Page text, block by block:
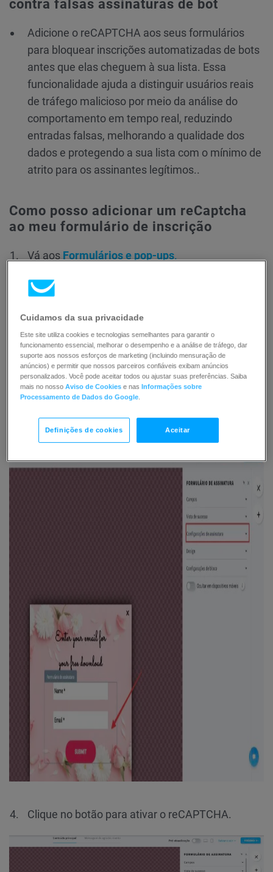
contra falsas assinaturas de bot
Adicione o reCAPTCHA aos seus formulários
para bloquear inscrições automatizadas de bots
antes que elas cheguem à sua lista. Essa
funcionalidade ajuda a distinguir usuários reais
de tráfego malicioso por meio da análise do
comportamento em tempo real, reduzindo
entradas falsas, melhorando a qualidade dos
dados e protegendo a sua lista com o mínimo de
atrito para os assinantes legítimos..
Como posso adicionar um reCaptcha
ao meu formulário de inscrição
Vá aos Formulários e pop-ups.
Escolha seu modelo e clique
expanda a guia Configurações de assinatura.
Clique no botão para ativar o reCAPTCHA.
Cuidamos da sua privacidade
Este site utiliza cookies e tecnologias semelhantes para garantir o
funcionamento essencial, melhorar o desempenho e a análise de tráfego, dar
suporte aos nossos esforços de marketing (incluindo mensuração de
anúncios) e permitir que nossos parceiros confiáveis exibam anúncios
personalizados. Você pode aceitar todos ou ajustar suas preferências. Saiba
mais no nossoAviso de Cookies e nasInformações sobre
Processamento de Dados do Google
Definições de cookies Aceitar